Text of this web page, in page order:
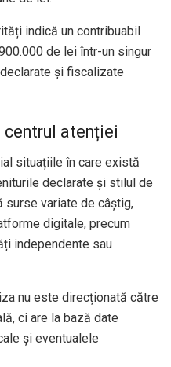
indică un contribuabil
de lei într-un singur
și fiscalizate
centrul atenției
situațiile în care există
declarate și stilul de
variate de câștig,
digitale, precum
independente sau
nu este direcționată către
ci are la bază date
și eventualele